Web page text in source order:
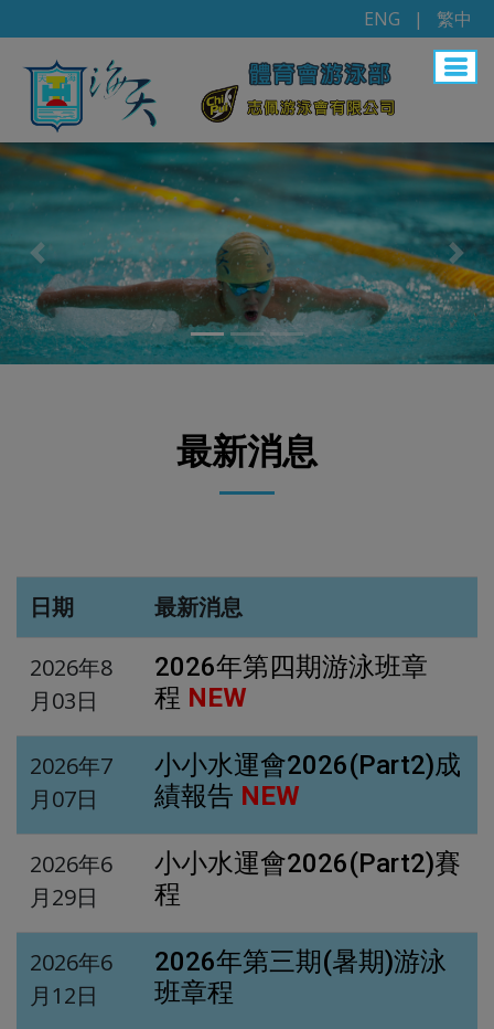
ENG | 繁中
Previous
最新消息
日期 最新消息
2026年8
月03日
2026年第四期游泳班章
程 NEW
2026年7
月07日
小小水運會2026(Part2)成
績報告 NEW
2026年6
月29日
小小水運會2026(Part2)賽
程
2026年6
月12日
2026年第三期(暑期)游泳
班章程